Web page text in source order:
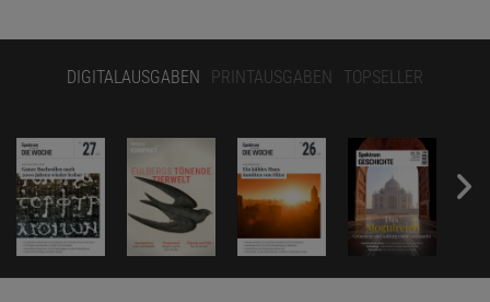
DIGITALAUSGABEN PRINTAUSGABEN TOPSELLER